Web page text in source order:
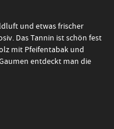
und etwas frischer
Das Tannin ist schön fest
mit Pfeifentabak und
entdeckt man die